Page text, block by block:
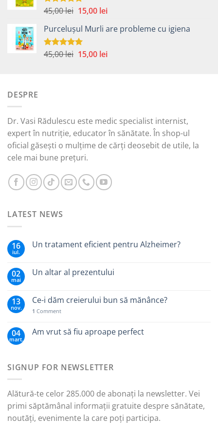
59,00 lei.
Evaluat la
45,00lei Prețul
a
fost:
45,00 lei.
15,00 leiPrețul
este:
Purcelușul Murli are probleme cu igiena
Evaluat la
45,00lei Prețul
15,00 leiPrețul
DESPRE
Dr. Vasi Rădulescu este medic specialist internist,
expert în nutriție, educator în sănătate. În shop-ul
oficial găsești o mulțime de cărți deosebit de utile, la
cele mai bune prețuri.
LATEST NEWS
16
iul.
Un tratament eficient pentru Alzheimer?
02
mai
Un altar al prezentului
13
nov.
Ce-i dăm creierului bun să mănânce?
1 Comment
04
mart.
Am vrut să fiu aproape perfect
SIGNUP FOR NEWSLETTER
Alătură-te celor 285.000 de abonați la newsletter. Vei
primi săptămânal informații gratuite despre sănătate,
noutăți, evenimente la care poți participa.